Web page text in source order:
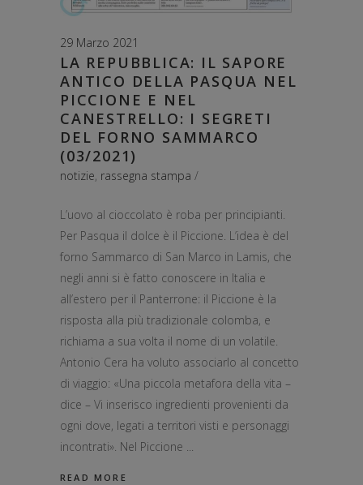
29 Marzo 2021
LA REPUBBLICA: IL SAPORE
ANTICO DELLA PASQUA NEL
PICCIONE E NEL
CANESTRELLO: I SEGRETI
DEL FORNO SAMMARCO
(03/2021)
notizie, rassegna stampa
L’uovo al cioccolato è roba per principianti.
Per Pasqua il dolce è il Piccione. L’idea è del
forno Sammarco di San Marco in Lamis, che
negli anni si è fatto conoscere in Italia e
all’estero per il Panterrone: il Piccione è la
risposta alla più tradizionale colomba, e
richiama a sua volta il nome di un volatile.
Antonio Cera ha voluto associarlo al concetto
di viaggio: «Una piccola metafora della vita –
dice – Vi inserisco ingredienti provenienti da
ogni dove, legati a territori visti e personaggi
incontrati». Nel Piccione
READ MORE